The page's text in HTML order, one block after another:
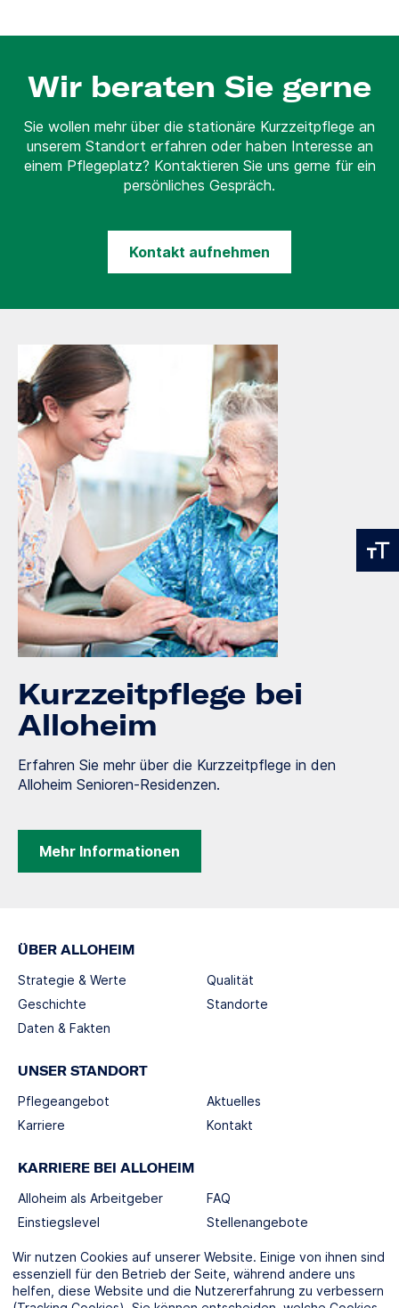
Wir beraten Sie gerne
Sie wollen mehr über die stationäre Kurzzeitpflege an
unserem Standort erfahren oder haben Interesse an
einem Pflegeplatz? Kontaktieren Sie uns gerne für ein
persönliches Gespräch.
Kontakt aufnehmen
Kurzzeitpflege bei
Alloheim
Erfahren Sie mehr über die Kurzzeitpflege in den
Alloheim Senioren-Residenzen.
Mehr Informationen
ÜBER ALLOHEIM
Strategie & Werte
Geschichte
Daten & Fakten
Qualität
Standorte
UNSER STANDORT
Pflegeangebot
Karriere
Aktuelles
Kontakt
KARRIERE BEI ALLOHEIM
Alloheim als Arbeitgeber
Einstiegslevel
FAQ
Stellenangebote
SOCIAL MEDIA
Wir nutzen Cookies auf unserer Website. Einige von ihnen sind
essenziell für den Betrieb der Seite, während andere uns
helfen, diese Website und die Nutzererfahrung zu verbessern